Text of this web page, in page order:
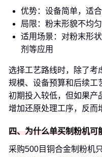
优势：设备简单，适
局限：粉末形貌不均
适用场景：对粉末形
剂等应用
选择工艺路线时，除了考
规模、设备预算和后续工
初期投入较低，但如果产
增加还原处理工序，反而
四、为什么单买制粉机可
采购500目铜合金制粉机